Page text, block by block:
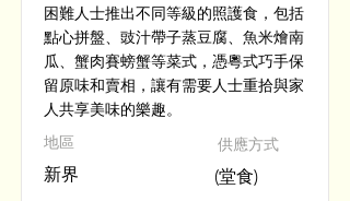
困難人士推出不同等級的照護食，包括
點心拼盤、豉汁帶子蒸豆腐、魚米燴南
瓜、蟹肉賽螃蟹等菜式，憑粵式巧手保
留原味和賣相，讓有需要人士重拾與家
人共享美味的樂趣。
​地區
新界
供應方式
(堂食)